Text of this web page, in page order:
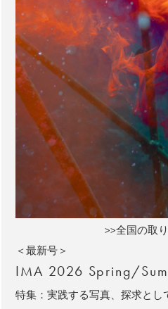
>>全国の取
＜最新号＞
IMA 2026 Spring/
特集：実践する写真、探求とし